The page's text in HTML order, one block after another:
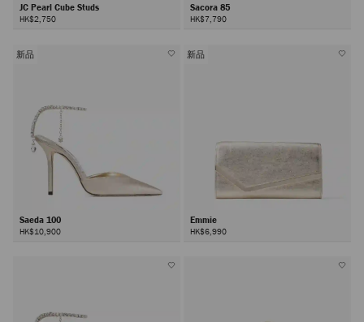
JC Pearl Cube Studs
HK$2,750
Sacora 85
HK$7,790
新品
Saeda 100
HK$10,900
新品
Emmie
HK$6,990